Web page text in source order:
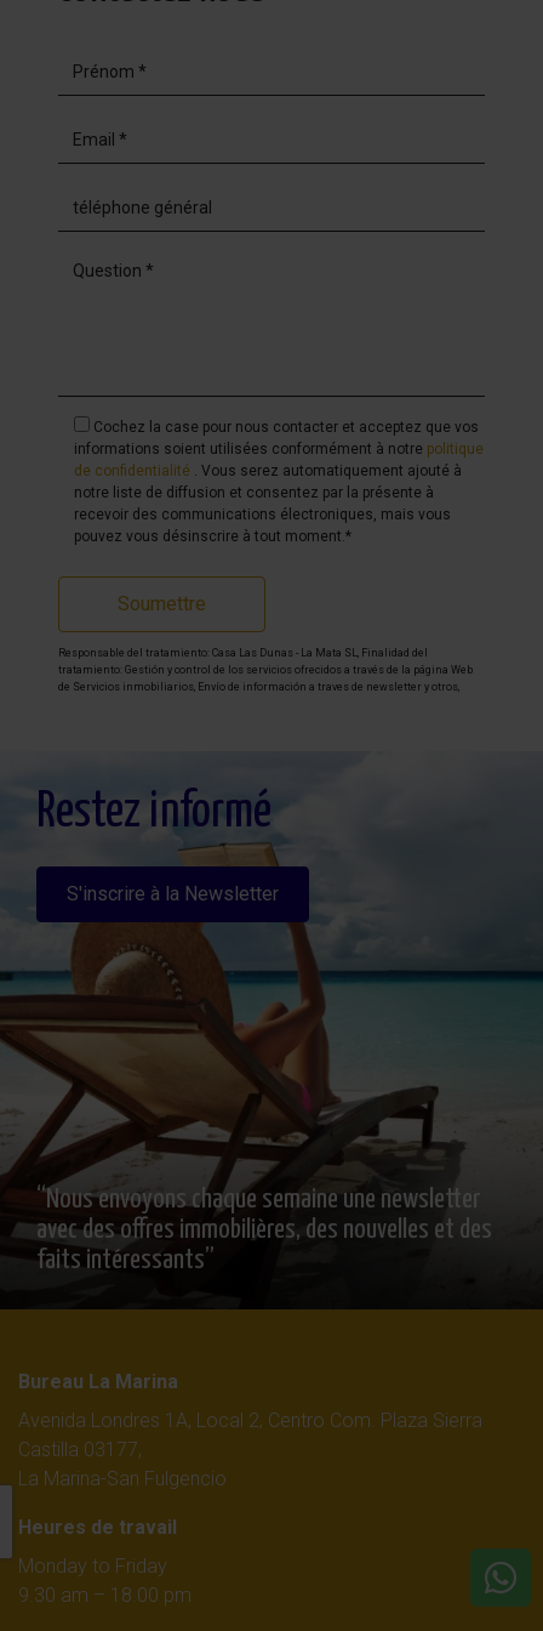
agence.
Cochez la case pour nous contacter et acceptez que vos
informations soient utilisées conformément à notre politique
de confidentialité . Vous serez automatiquement ajouté à
notre liste de diffusion et consentez par la présente à
recevoir des communications électroniques, mais vous
pouvez vous désinscrire à tout moment.*
Soumettre
Responsable del tratamiento: Casa Las Dunas - La Mata SL, Finalidad del
tratamiento: Gestión y control de los servicios ofrecidos a través de la página Web
de Servicios inmobiliarios, Envío de información a traves de newsletter y otros,
detallada sobre protección de datos
Aquí.
Restez informé
S'inscrire à la Newsletter
“Nous envoyons chaque semaine une newsletter
avec des offres immobilières, des nouvelles et des
faits intéressants”
Bureau La Marina
Avenida Londres 1A, Local 2, Centro Com. Plaza Sierra
Castilla 03177,
La Marina-San Fulgencio
Heures de travail
Monday to Friday
9.30 am – 18.00 pm